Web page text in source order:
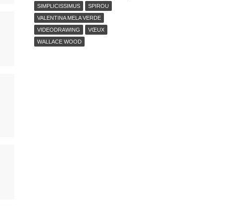
SIMPLICISSIMUS
SPIROU
VALENTINA MELA VERDE
VIDEODRAWING
VŒUX
WALLACE WOOD